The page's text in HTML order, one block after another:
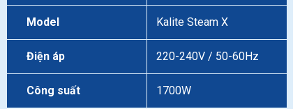
Model Kalite Steam X
Điện áp 220-240V / 50-60Hz
Công suất 1700W